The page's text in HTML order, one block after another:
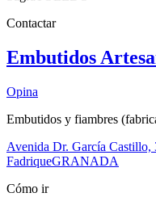
Contactar
Embutidos
Opina
Embutidos y fiambres
Avenida Dr. García Castillo,
FadriqueGRANADA
Cómo ir